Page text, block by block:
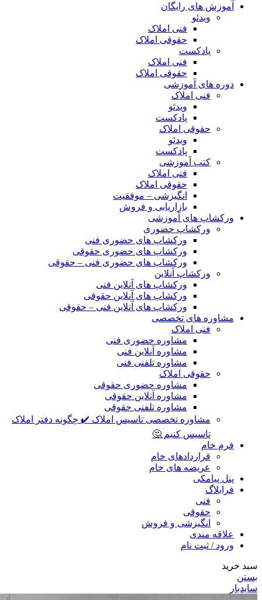
آموزش های رایگان
ویدئو
فنی املاک
حقوقی املاک
پادکست
فنی املاک
حقوقی املاک
دوره های آموزشی
فنی املاک
ویدئو
پادکست
حقوقی املاک
ویدئو
پادکست
کتب آموزشی
فنی املاک
حقوقی املاک
انگیزشی – موفقیت
بازاریابی و فروش
ورکشاپ های آموزشی
ورکشاپ حضوری
ورکشاپ های حضوری فنی
ورکشاپ های حضوری حقوقی
ورکشاپ های حضوری فنی – حقوقی
ورکشاپ آنلاین
ورکشاپ های آنلاین فنی
ورکشاپ های آنلاین حقوقی
ورکشاپ های آنلاین فنی – حقوقی
مشاوره های تخصصی
فنی املاک
مشاوره حضوری فنی
مشاوره آنلاین فنی
مشاوره تلفنی فنی
حقوقی املاک
مشاوره حضوری حقوقی
مشاوره آنلاین حقوقی
مشاوره تلفنی حقوقی
مشاوره تخصصی تاسیس املاک ✔️ چگونه دفتر املاک
تاسیس کنیم 🤔
فرم خام
قراردادهای خام
عریضه های خام
پنل پیامکی
فرابلاگ
فنی
حقوقی
انگیزشی و فروش
علاقه مندی
ورود / ثبت نام
سبد خرید
بستن
سایدبار